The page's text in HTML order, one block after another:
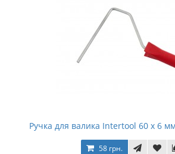
Ручка для валика Intertool 60 х 6
58 грн.